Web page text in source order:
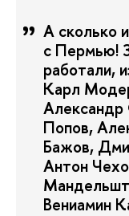
А сколько
с Пермью!
работали,
Карл
Попов,
Бажов,
Антон
Вениамин